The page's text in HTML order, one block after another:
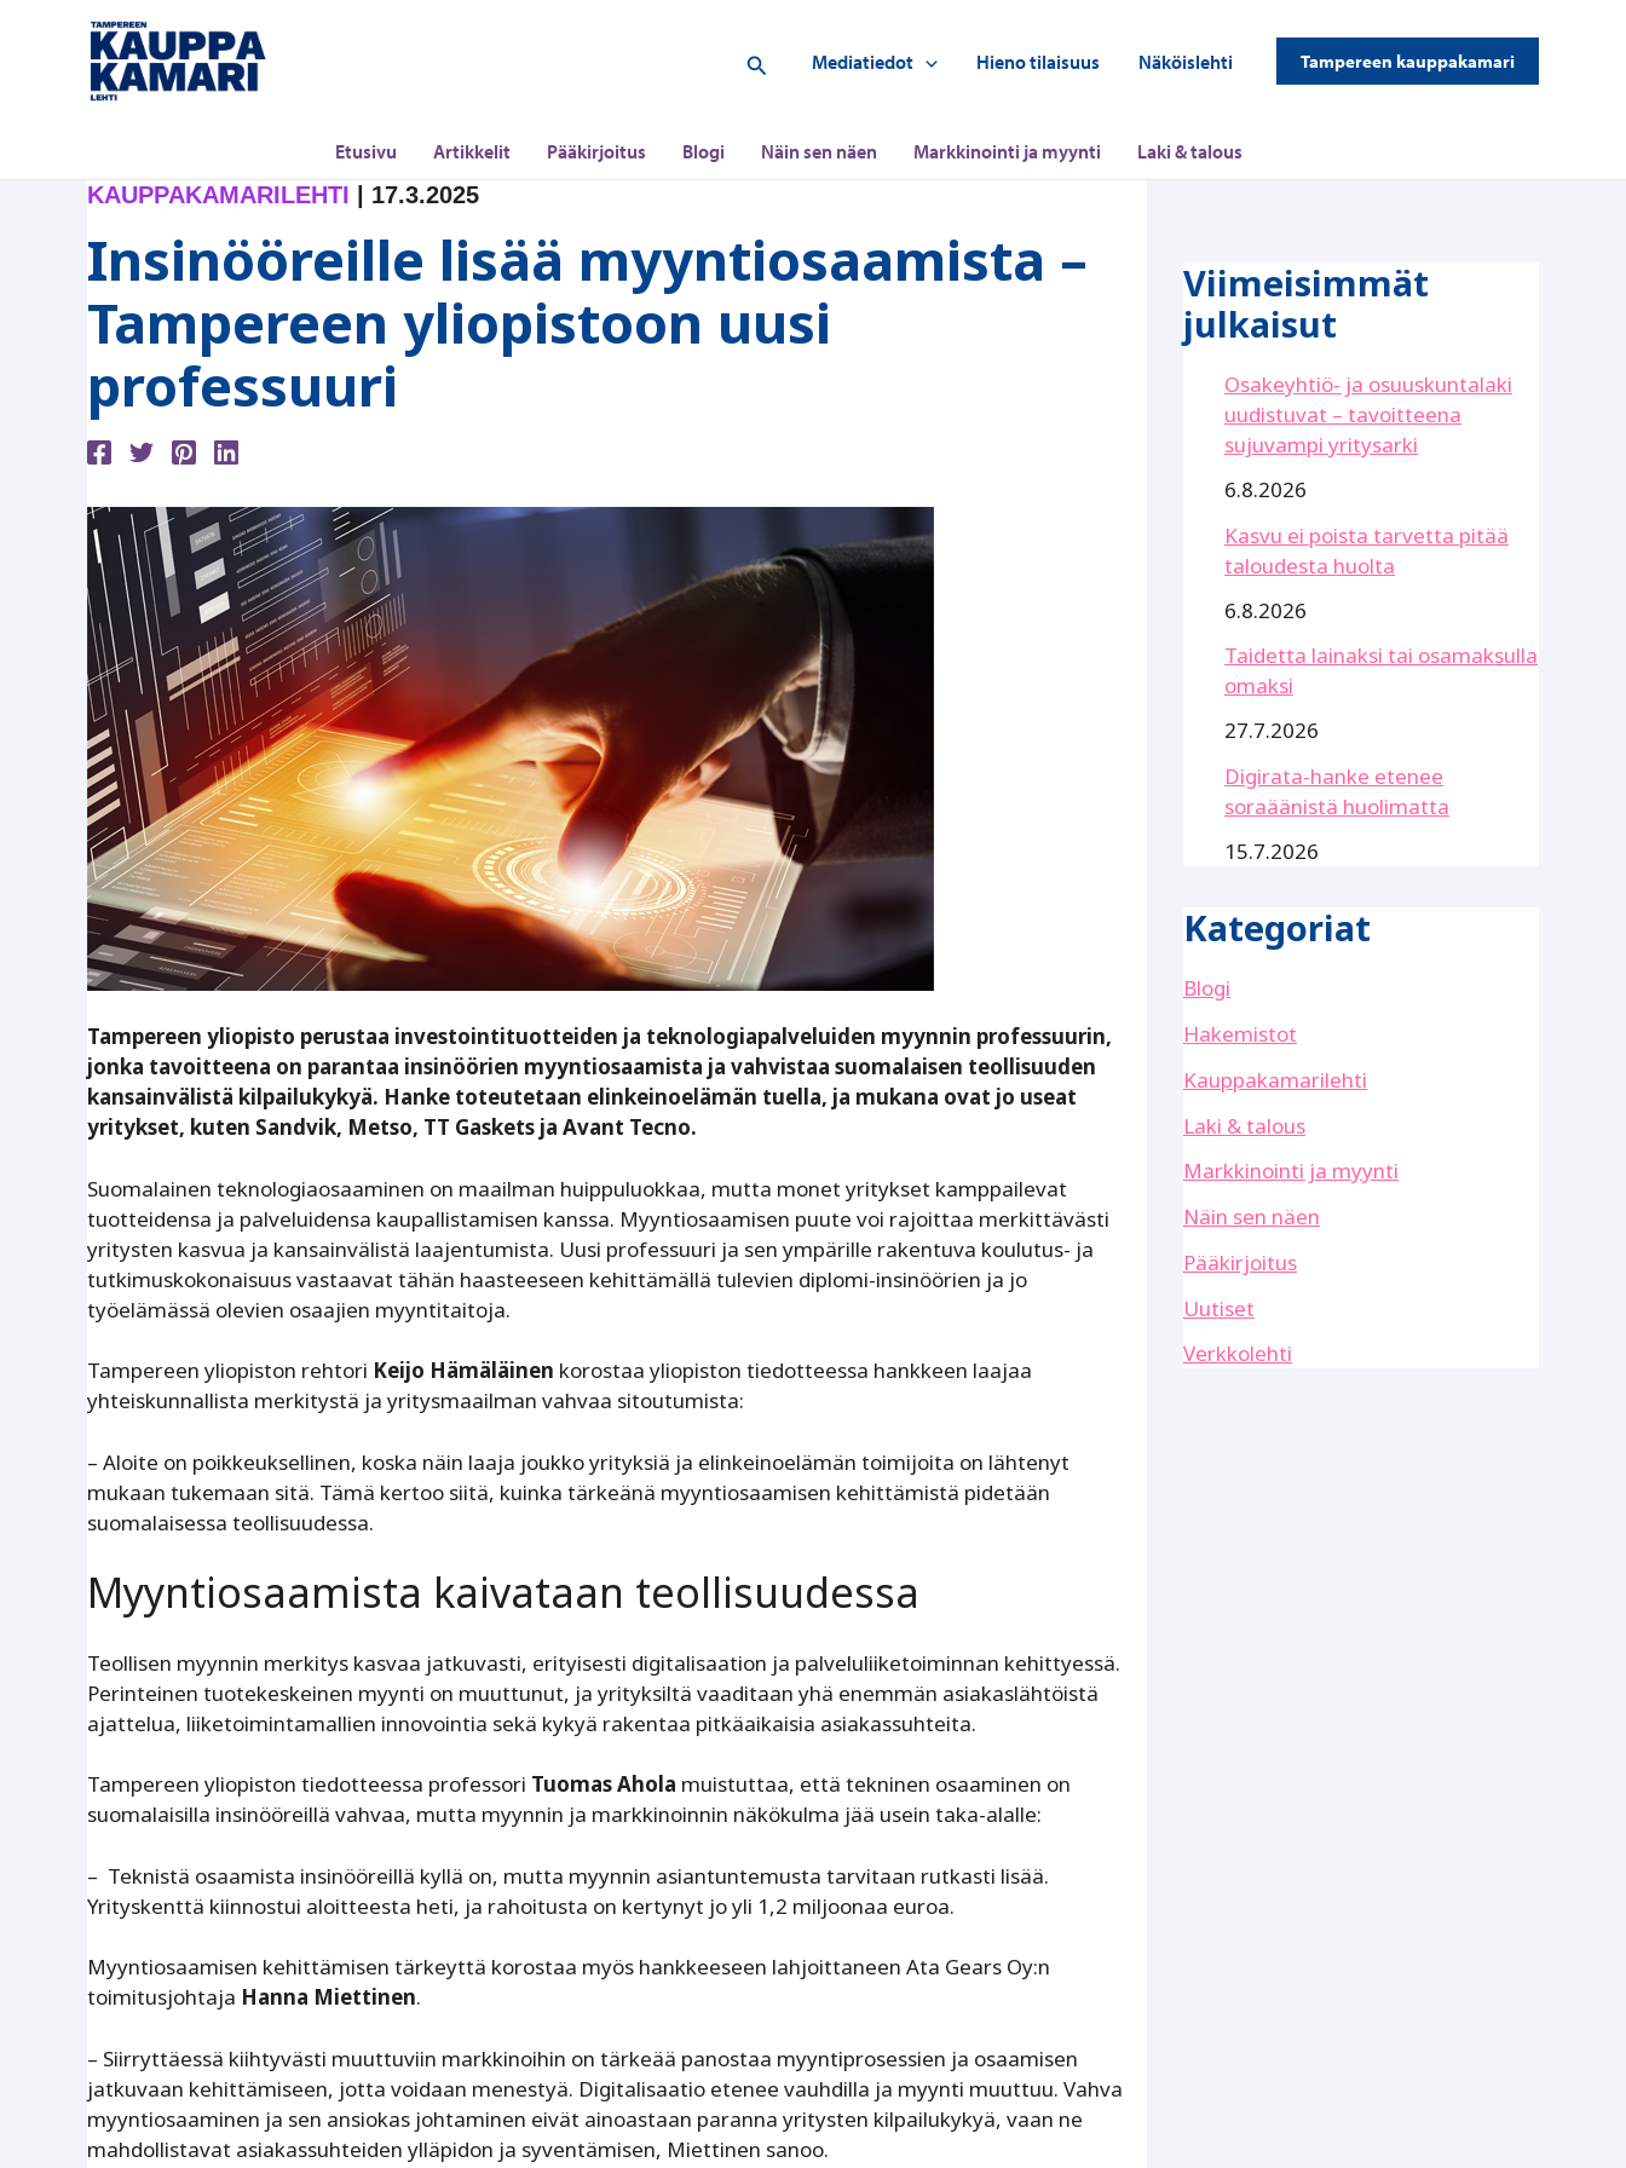
Hae Mediatiedot Hieno tilaisuus Näköislehti Tampereen kauppakamari
Etusivu Artikkelit Pääkirjoitus Blogi Näin sen näen Markkinointi ja myynti Laki & talous
KAUPPAKAMARILEHTI | 17.3.2025
Insinööreille lisää myyntiosaamista –
Tampereen yliopistoon uusi
professuuri
Tampereen yliopisto perustaa investointituotteiden ja teknologiapalveluiden myynnin professuurin,
jonka tavoitteena on parantaa insinöörien myyntiosaamista ja vahvistaa suomalaisen teollisuuden
kansainvälistä kilpailukykyä. Hanke toteutetaan elinkeinoelämän tuella, ja mukana ovat jo useat
yritykset, kuten Sandvik, Metso, TT Gaskets ja Avant Tecno.
Suomalainen teknologiaosaaminen on maailman huippuluokkaa, mutta monet yritykset kamppailevat
tuotteidensa ja palveluidensa kaupallistamisen kanssa. Myyntiosaamisen puute voi rajoittaa merkittävästi
yritysten kasvua ja kansainvälistä laajentumista. Uusi professuuri ja sen ympärille rakentuva koulutus- ja
tutkimuskokonaisuus vastaavat tähän haasteeseen kehittämällä tulevien diplomi-insinöörien ja jo
työelämässä olevien osaajien myyntitaitoja.
Tampereen yliopiston rehtori Keijo Hämäläinen korostaa yliopiston tiedotteessa hankkeen laajaa
yhteiskunnallista merkitystä ja yritysmaailman vahvaa sitoutumista:
– Aloite on poikkeuksellinen, koska näin laaja joukko yrityksiä ja elinkeinoelämän toimijoita on lähtenyt
mukaan tukemaan sitä. Tämä kertoo siitä, kuinka tärkeänä myyntiosaamisen kehittämistä pidetään
suomalaisessa teollisuudessa.
Myyntiosaamista kaivataan teollisuudessa
Teollisen myynnin merkitys kasvaa jatkuvasti, erityisesti digitalisaation ja palveluliiketoiminnan kehittyessä.
Perinteinen tuotekeskeinen myynti on muuttunut, ja yrityksiltä vaaditaan yhä enemmän asiakaslähtöistä
ajattelua, liiketoimintamallien innovointia sekä kykyä rakentaa pitkäaikaisia asiakassuhteita.
Tampereen yliopiston tiedotteessa professori Tuomas Ahola muistuttaa, että tekninen osaaminen on
suomalaisilla insinööreillä vahvaa, mutta myynnin ja markkinoinnin näkökulma jää usein taka-alalle:
– Teknistä osaamista insinööreillä kyllä on, mutta myynnin asiantuntemusta tarvitaan rutkasti lisää.
Yrityskenttä kiinnostui aloitteesta heti, ja rahoitusta on kertynyt jo yli 1,2 miljoonaa euroa.
Myyntiosaamisen kehittämisen tärkeyttä korostaa myös hankkeeseen lahjoittaneen Ata Gears Oy:n
toimitusjohtaja Hanna Miettinen.
– Siirryttäessä kiihtyvästi muuttuviin markkinoihin on tärkeää panostaa myyntiprosessien ja osaamisen
jatkuvaan kehittämiseen, jotta voidaan menestyä. Digitalisaatio etenee vauhdilla ja myynti muuttuu. Vahva
myyntiosaaminen ja sen ansiokas johtaminen eivät ainoastaan paranna yritysten kilpailukykyä, vaan ne
mahdollistavat asiakassuhteiden ylläpidon ja syventämisen, Miettinen sanoo.
Viimeisimmät
julkaisut
Osakeyhtiö- ja osuuskuntalaki
uudistuvat – tavoitteena
sujuvampi yritysarki
6.8.2026
Kasvu ei poista tarvetta pitää
taloudesta huolta
6.8.2026
Taidetta lainaksi tai osamaksulla
omaksi
27.7.2026
Digirata-hanke etenee
soraäänistä huolimatta
15.7.2026
Kategoriat
Blogi
Hakemistot
Kauppakamarilehti
Laki & talous
Markkinointi ja myynti
Näin sen näen
Pääkirjoitus
Uutiset
Verkkolehti